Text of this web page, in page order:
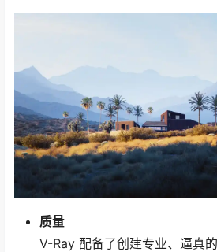
质量
V-Ray 配备了创建专业、逼真